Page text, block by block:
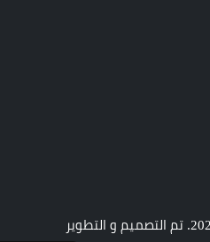
جميع الحقوق محفوظة © 2026. تم التصميم و التطوير